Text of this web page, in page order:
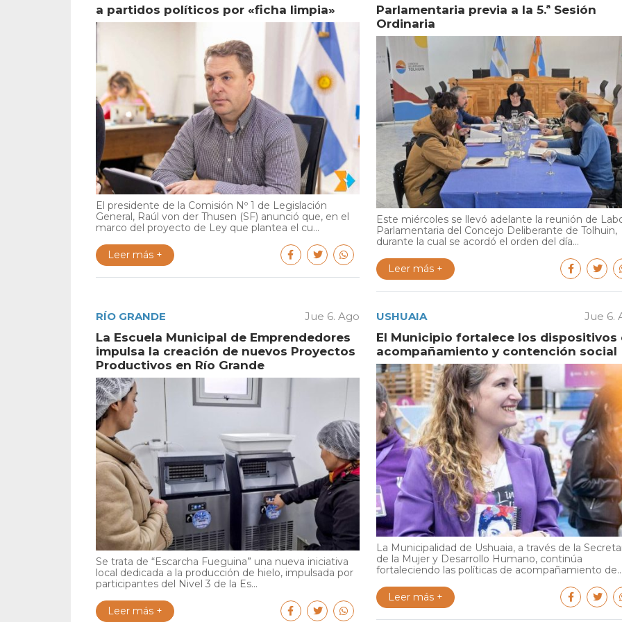
a partidos políticos por «ficha limpia»
El presidente de la Comisión Nº 1 de Legislación
General, Raúl von der Thusen (SF) anunció que, en el
marco del proyecto de Ley que plantea el cu...
Leer más +
Parlamentaria previa a la 5.ª Sesión
Ordinaria
Este miércoles se llevó adelante la reunión de
Parlamentaria del Concejo Deliberante de Tolhuin,
durante la cual se acordó el orden del día...
Leer más +
RÍO GRANDE Jue 6. Ago
La Escuela Municipal de Emprendedores
impulsa la creación de nuevos Proyectos
Productivos en Río Grande
Se trata de “Escarcha Fueguina” una nueva iniciativa
local dedicada a la producción de hielo, impulsada por
participantes del Nivel 3 de la Es...
Leer más +
USHUAIA Jue 6.
El Municipio fortalece los dispositivos
acompañamiento y contención social
La Municipalidad de Ushuaia, a través de la
de la Mujer y Desarrollo Humano, continúa
fortaleciendo las políticas de acompañamiento
Leer más +